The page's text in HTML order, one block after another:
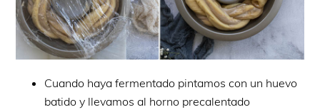
Cuando haya fermentado pintamos con un huevo
batido y llevamos al horno precalentado